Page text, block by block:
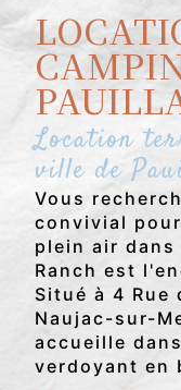
Location
ville de
Vous
convivial
plein air dans
Ranch est
Situé à 4 Rue
Naujac-sur-
accueille
verdoyant en